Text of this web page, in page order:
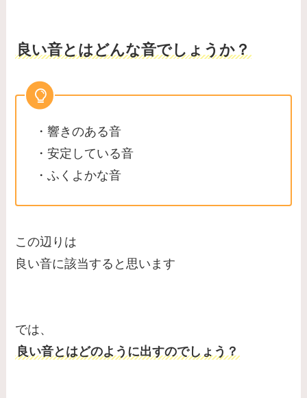
良い音とはどんな音でしょうか？
・響きのある音
・安定している音
・ふくよかな音
この辺りは
良い音に該当すると思います
では、
良い音とはどのように出すのでしょう？